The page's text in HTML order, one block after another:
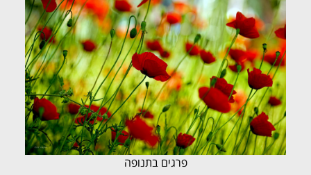
פרגים בתנופה